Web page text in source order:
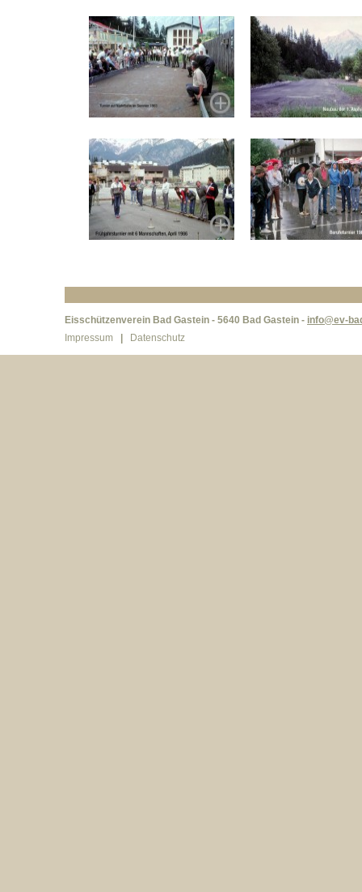
Eisschützenverein Bad Gastein - 5640 Bad Gastein - info@ev-
Impressum
Datenschutz